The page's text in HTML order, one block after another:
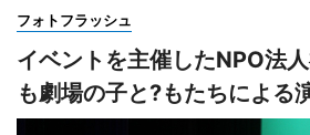
フォトフラッシュ
イベントを主催したNPO法
も劇場の子と?もたちによる